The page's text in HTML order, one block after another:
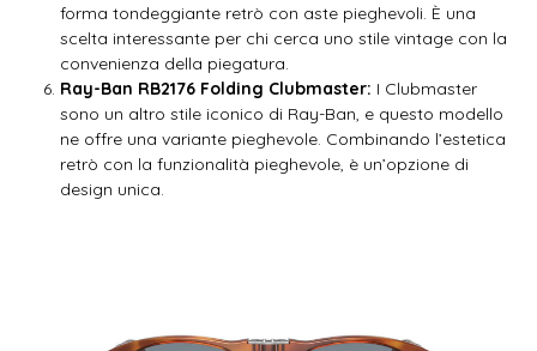
forma tondeggiante retrò con aste pieghevoli. È una
scelta interessante per chi cerca uno stile vintage con la
convenienza della piegatura.
Ray-Ban RB2176 Folding Clubmaster: I Clubmaster
sono un altro stile iconico di Ray-Ban, e questo modello
ne offre una variante pieghevole. Combinando l’estetica
retrò con la funzionalità pieghevole, è un’opzione di
design unica.